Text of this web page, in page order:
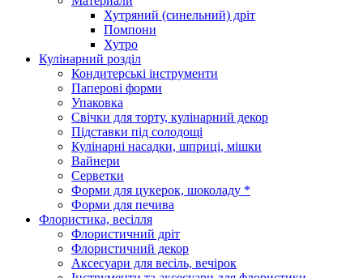
Хутряний (синельний) дріт
Помпони
Хутро
Кулінарний розділ
Кондитерські інструменти
Паперові форми
Упаковка
Свічки для торту, кулінарний декор
Підставки під солодощі
Кулінарні насадки, шприці, мішки
Вайнери
Серветки
Форми для цукерок, шоколаду *
Форми для печива
Флористика, весілля
Флористичний дріт
Флористичний декор
Аксесуари для весіль, вечірок